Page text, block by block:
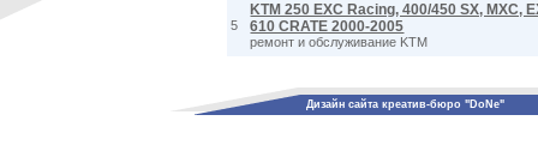
5
KTM 250 EXC Racing, 400/450 SX, MXC,
610 CRATE 2000-2005
ремонт и обслуживание KTM
Дизайн сайта креатив-бюро "DoNe"